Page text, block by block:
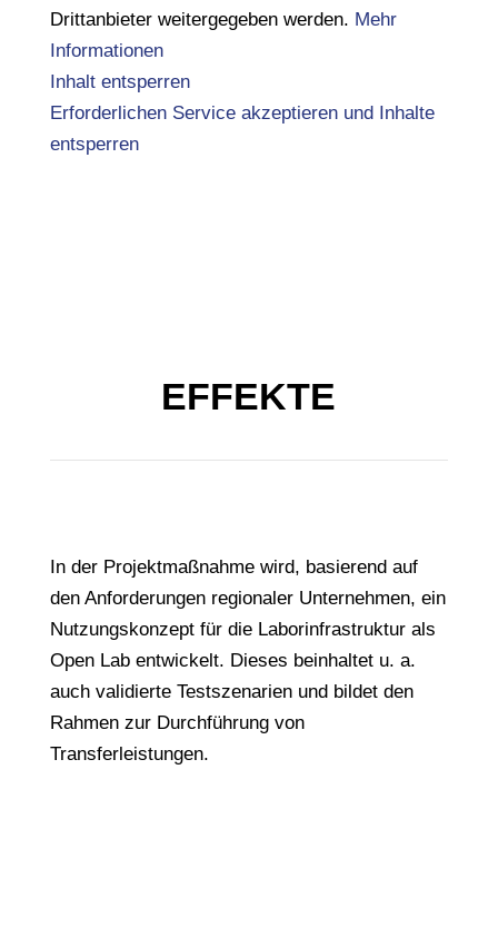
Drittanbieter weitergegeben werden. Mehr
Informationen
Inhalt entsperren
Erforderlichen Service akzeptieren und Inhalte
entsperren
EFFEKTE
In der Projektmaßnahme wird, basierend auf
den Anforderungen regionaler Unternehmen, ein
Nutzungskonzept für die Laborinfrastruktur als
Open Lab entwickelt. Dieses beinhaltet u. a.
auch validierte Testszenarien und bildet den
Rahmen zur Durchführung von
Transferleistungen.